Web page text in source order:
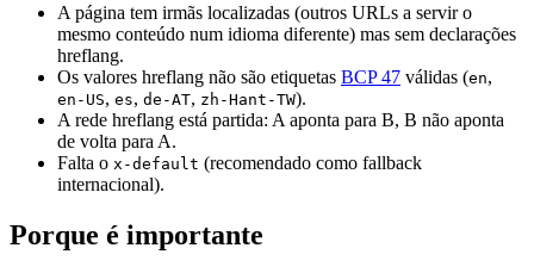
A página tem irmãs localizadas (outros URLs a servir o
mesmo conteúdo num idioma diferente) mas sem declarações
hreflang.
Os valores hreflang não são etiquetas BCP 47 válidas (en,
en-US, es, de-AT, zh-Hant-TW).
A rede hreflang está partida: A aponta para B, B não aponta
de volta para A.
Falta o x-default (recomendado como fallback
internacional).
Porque é importante